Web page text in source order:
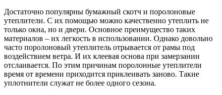
Достаточно популярны бумажный скотч и поролоновые
утеплители. С их помощью можно качественно утеплить не
только окна, но и двери. Основное преимущество таких
материалов – их легкость в использовании. Однако довольно
часто поролоновый утеплитель отрывается от рамы под
воздействием ветра. И их клеевая основа при замерзании
отслаивается. По этим причинам поролонные утеплители
время от времени приходится приклеивать заново. Такие
уплотнители служат не более одного сезона.